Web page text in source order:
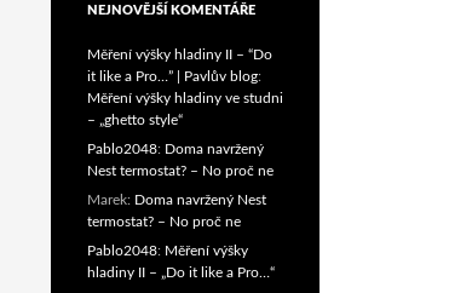
NEJNOVĚJŠÍ KOMENTÁŘE
Měření výšky hladiny II – “Do
it like a Pro…” | Pavlův blog:
Měření výšky hladiny ve studni
– „ghetto style“
Pablo2048: Doma navržený
Nest termostat? – No proč ne
Marek: Doma navržený Nest
termostat? – No proč ne
Pablo2048: Měření výšky
hladiny II – „Do it like a Pro…“